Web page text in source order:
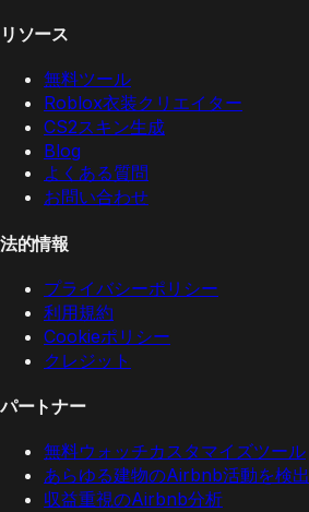
リソース
無料ツール
Roblox衣装クリエイター
CS2スキン生成
Blog
よくある質問
お問い合わせ
法的情報
プライバシーポリシー
利用規約
Cookieポリシー
クレジット
パートナー
無料ウォッチカスタマイズツール
あらゆる建物のAirbnb活動を検出
収益重視のAirbnb分析